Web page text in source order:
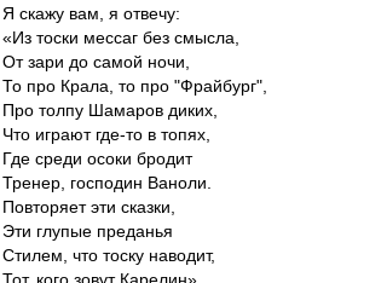
Я скажу вам, я отвечу:
«Из тоски мессаг без смысла,
От зари до самой ночи,
То про Крала, то про "Фрайбург",
Про толпу Шамаров диких,
Что играют где-то в топях,
Где среди осоки бродит
Тренер, господин Ваноли.
Повторяет эти сказки,
Эти глупые преданья
Стилем, что тоску наводит,